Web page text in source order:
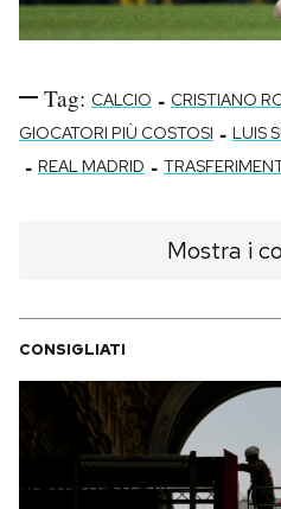
Tag: CALCIO - CRISTIANO
GIOCATORI PIÙ COSTOSI - LUIS
- REAL MADRID -
Mostra i
CONSIGLIATI